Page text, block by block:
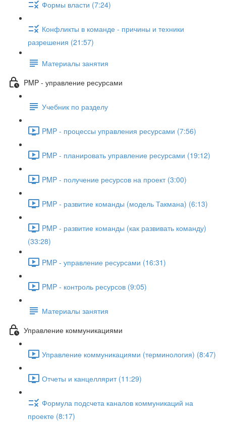
Формы власти (7:24)
Конфликты в команде - причины и техники
разрешения (21:57)
Материалы занятия
PMP - управление ресурсами
Учебник по разделу
PMP - процессы управления ресурсами (7:56)
PMP - планировать управление ресурсами (19:12)
PMP - получение ресурсов на проект (3:00)
PMP - развитие команды (модель Такмана) (6:13)
PMP - развитие команды (как развивать команду)
(33:28)
PMP - управление ресурсами (16:31)
PMP - контроль ресурсов (9:05)
Материалы занятия
Управление коммуникациями
Управление коммуникациями (терминология) (8:47)
Отчеты и канцеллярит (11:29)
Формула подсчета каналов коммуникаций на
проекте (8:17)